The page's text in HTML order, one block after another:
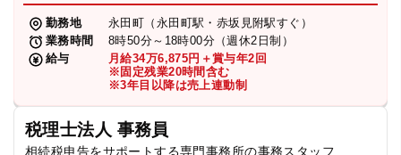
勤務地
永田町（永田町駅・赤坂見附駅すぐ）
業務時間
8時50分～18時00分（週休2日制）
給与
月給34万6,875円＋賞与年2回
※固定残業20時間含む
※3年目以降は売上連動制
税理士法人 事務員
相続税申告をサポートする専門事務所の事務スタッフ